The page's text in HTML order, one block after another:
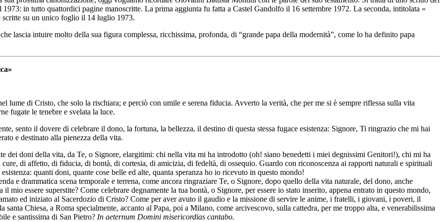
in tutto quattordici pagine manoscritte. La prima aggiunta fu fatta a Castel Gandolfo il 16 settembre 1972. La seconda, intitolata «
scritte su un unico foglio il 14 luglio 1973.
lascia intuire molto della sua figura complessa, ricchissima, profonda, di “grande papa della modernità”, come lo ha definito papa
lume di Cristo, che solo la rischiara; e perciò con umile e serena fiducia. Avverto la verità, che per me si è sempre riflessa sulla vita
fugate le tenebre e svelata la luce.
sento il dovere di celebrare il dono, la fortuna, la bellezza, il destino di questa stessa fugace esistenza: Signore, Ti ringrazio che mi hai
e destinato alla pienezza della vita.
dei doni della vita, da Te, o Signore, elargitimi: chi nella vita mi ha introdotto (oh! siano benedetti i miei degnissimi Genitori!), chi mi ha
di affetto, di fiducia, di bontà, di cortesia, di amicizia, di fedeltà, di ossequio. Guardo con riconoscenza ai rapporti naturali e spirituali
quanti doni, quante cose belle ed alte, quanta speranza ho io ricevuto in questo mondo!
e drammatica scena temporale e terrena, come ancora ringraziare Te, o Signore, dopo quello della vita naturale, del dono, anche
essere superstite? Come celebrare degnamente la tua bontà, o Signore, per essere io stato inserito, appena entrato in questo mondo,
ed iniziato al Sacerdozio di Cristo? Come per aver avuto il gaudio e la missione di servire le anime, i fratelli, i giovani, i poveri, il
Chiesa, a Roma specialmente, accanto al Papa, poi a Milano, come arcivescovo, sulla cattedra, per me troppo alta, e venerabilissima
e santissima di San Pietro? In aeternum Domini misericordias cantabo.